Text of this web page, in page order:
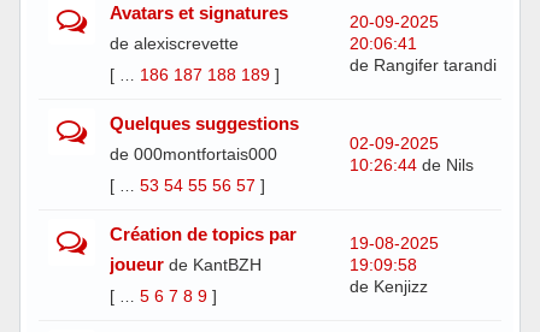
Avatars et signatures
de alexiscrevette
[
186 187 188 189]
20-09-2025
20:06:41
de Rangifer tarandi
Quelques suggestions
de 000montfortais000
[
53 54 55 56 57 ]
02-09-2025
10:26:44 de Nils
Création de topics par
joueur de KantBZH
[
5 6 7 8 9]
19-08-2025
19:09:58
de Kenjizz